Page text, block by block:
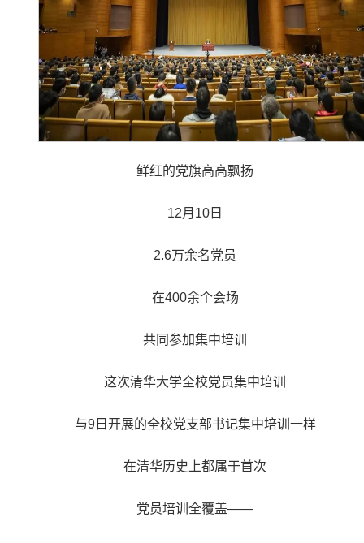
鲜红的党旗高高飘扬
12月10日
2.6万余名党员
在400余个会场
共同参加集中培训
这次清华大学全校党员集中培训
与9日开展的全校党支部书记集中培训一样
在清华历史上都属于首次
党员培训全覆盖——